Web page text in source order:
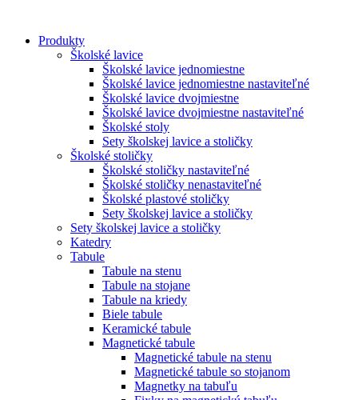
obsah
Produkty
Školské lavice
Školské lavice jednomiestne
Školské lavice jednomiestne nastaviteľné
Školské lavice dvojmiestne
Školské lavice dvojmiestne nastaviteľné
Školské stoly
Sety školskej lavice a stoličky
Školské stoličky
Školské stoličky nastaviteľné
Školské stoličky nenastaviteľné
Školské plastové stoličky
Sety školskej lavice a stoličky
Sety školskej lavice a stoličky
Katedry
Tabule
Tabule na stenu
Tabule na stojane
Tabule na kriedy
Biele tabule
Keramické tabule
Magnetické tabule
Magnetické tabule na stenu
Magnetické tabule so stojanom
Magnetky na tabuľu